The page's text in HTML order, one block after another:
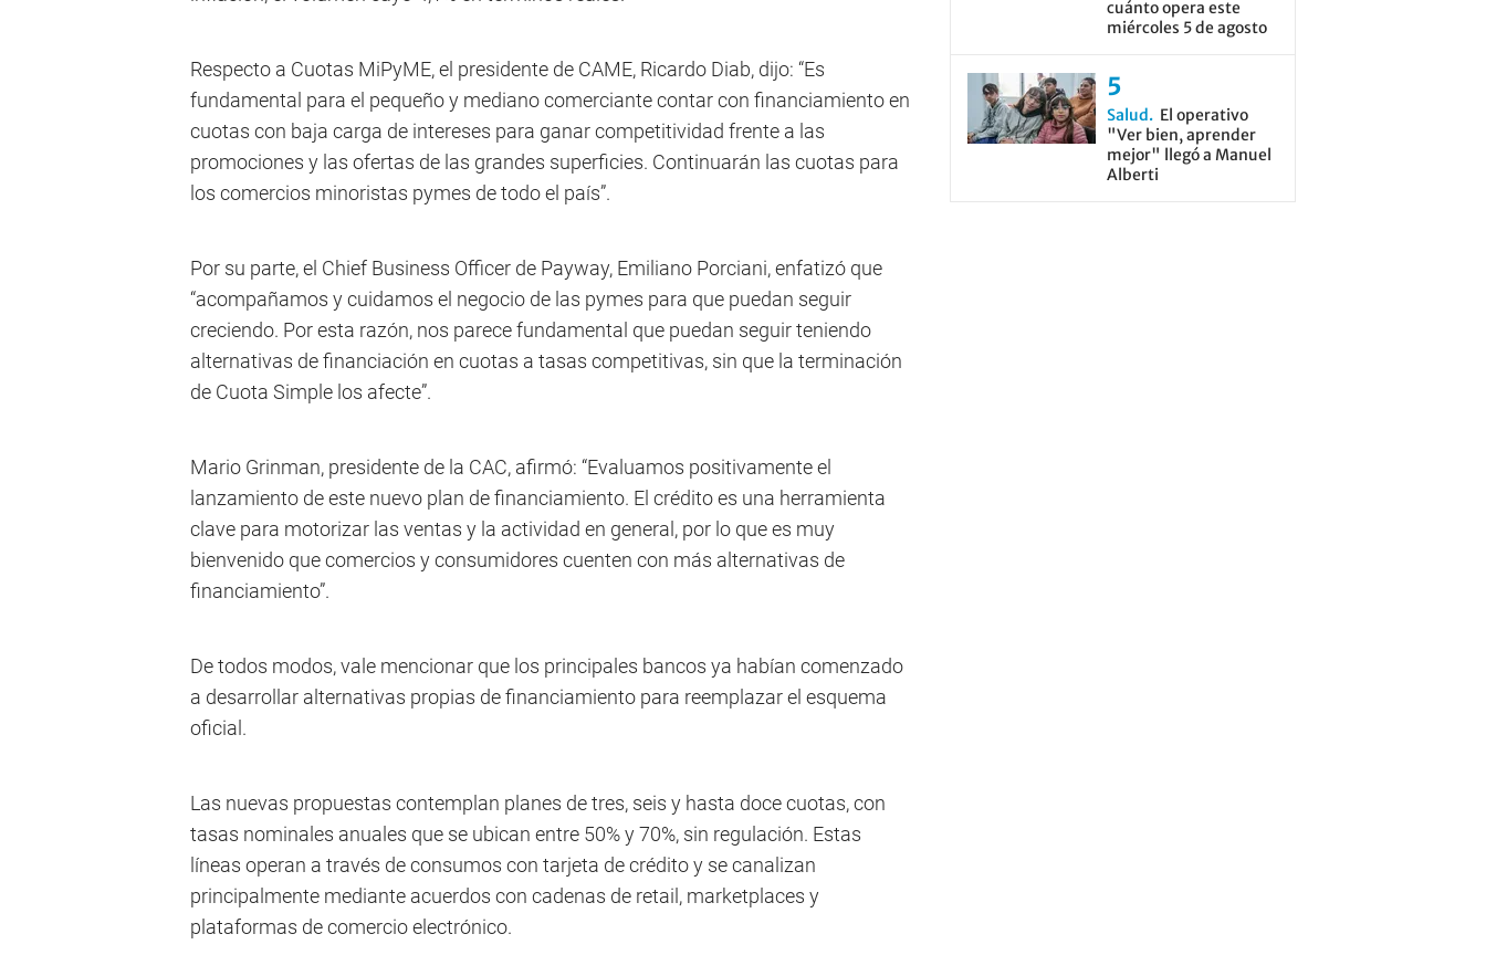
Respecto a Cuotas MiPyME, el presidente de CAME, Ricardo Diab, dijo: “Es
fundamental para el pequeño y mediano comerciante contar con financiamiento en
cuotas con baja carga de intereses para ganar competitividad frente a las
promociones y las ofertas de las grandes superficies. Continuarán las cuotas para
los comercios minoristas pymes de todo el país”.
Por su parte, el Chief Business Officer de Payway, Emiliano Porciani, enfatizó que
“acompañamos y cuidamos el negocio de las pymes para que puedan seguir
creciendo. Por esta razón, nos parece fundamental que puedan seguir teniendo
alternativas de financiación en cuotas a tasas competitivas, sin que la terminación
de Cuota Simple los afecte”.
Mario Grinman, presidente de la CAC, afirmó: “Evaluamos positivamente el
lanzamiento de este nuevo plan de financiamiento. El crédito es una herramienta
clave para motorizar las ventas y la actividad en general, por lo que es muy
bienvenido que comercios y consumidores cuenten con más alternativas de
financiamiento”.
De todos modos, vale mencionar que los principales bancos ya habían comenzado
a desarrollar alternativas propias de financiamiento para reemplazar el esquema
oficial.
Las nuevas propuestas contemplan planes de tres, seis y hasta doce cuotas, con
tasas nominales anuales que se ubican entre 50% y 70%, sin regulación. Estas
líneas operan a través de consumos con tarjeta de crédito y se canalizan
principalmente mediante acuerdos con cadenas de retail, marketplaces y
plataformas de comercio electrónico.
cuánto opera este
miércoles 5 de agosto
Salud
El operativo
"Ver bien, aprender
mejor" llegó a Manuel
Alberti